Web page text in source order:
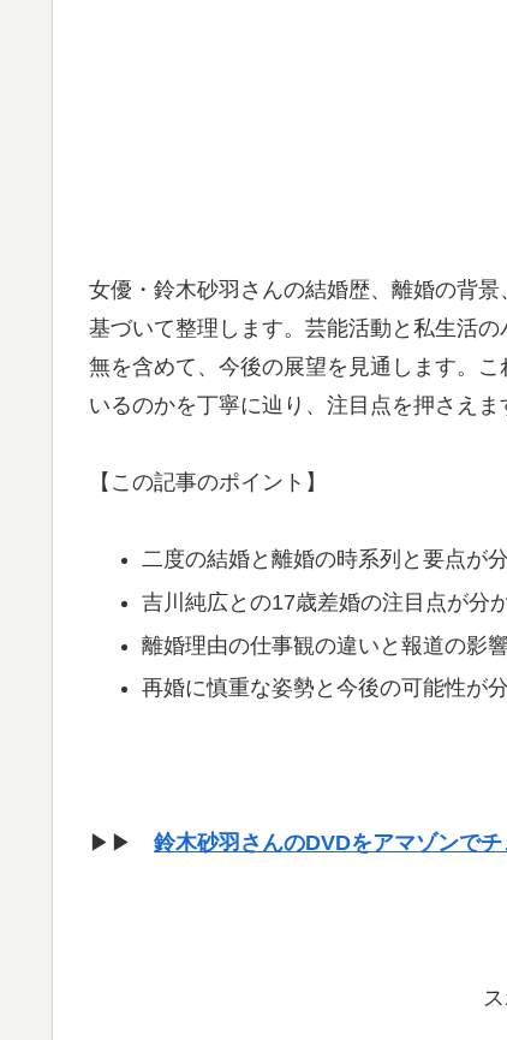
女優・鈴木砂羽さんの結婚歴、離婚の背
基づいて整理します。芸能活動と私生活
無を含めて、今後の展望を見通します。
いるのかを丁寧に辿り、注目点を押さえ
【この記事のポイント】
二度の結婚と離婚の時系列と要点が
吉川純広との17歳差婚の注目点が分
離婚理由の仕事観の違いと報道の影
再婚に慎重な姿勢と今後の可能性が
▶▶ 鈴木砂羽さんのDVDをアマゾンで